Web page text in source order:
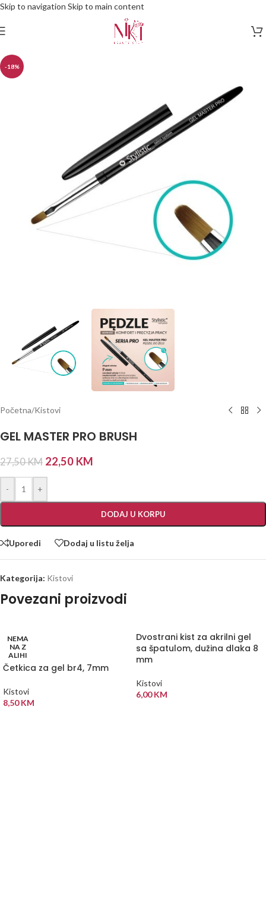
Skip to navigation Skip to main content
-18%
Početna/Kistovi
GEL MASTER PRO BRUSH
27,50KM 22,50 KM
- +
DODAJ U KORPU
Uporedi Dodaj u listu želja
Kategorija: Kistovi
Povezani proizvodi
NEMA
NA Z
ALIHI
Četkica za gel br4, 7mm
Kistovi
8,50KM
Dvostrani kist za akrilni gel
sa špatulom, dužina dlaka 8
mm
Kistovi
6,00KM